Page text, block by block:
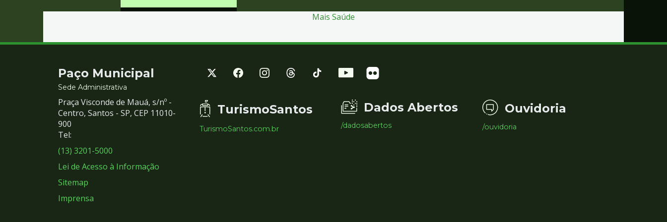
Mais Saúde
Contato
e
Redes
Sociais
Paço Municipal
Sede Administrativa
Praça Visconde de Mauá, s/nº -
Centro, Santos - SP, CEP 11010-
900
Tel:
(13) 3201-5000
Lei de Acesso à Informação
Sitemap
Imprensa
TurismoSantos
TurismoSantos.com.br
Dados Abertos
/dadosabertos
Ouvidoria
/ouvidoria